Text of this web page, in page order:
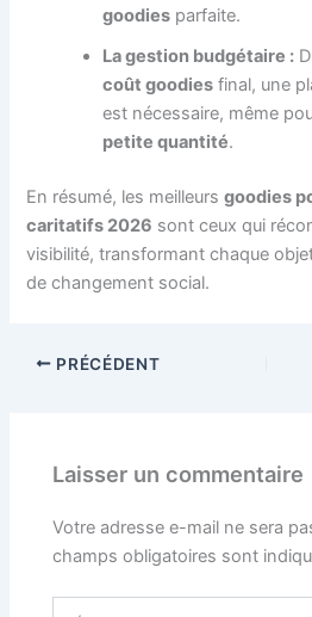
goodies parfaite.
La gestion budgétaire :
coût goodies final, une
est nécessaire, même
petite quantité.
En résumé, les meilleursgoodies
caritatifs 2026 sont ceux qui
visibilité, transformant chaque
de changement social.
PRÉCÉDENT
Laisser un commentaire
Votre adresse e-mail ne sera
champs obligatoires sont